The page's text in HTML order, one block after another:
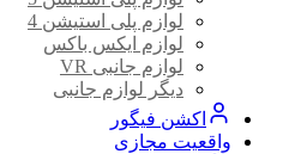
لوازم پلی استیشن 4
لوازم ایکس باکس
لوازم جانبی VR
دیگر لوازم جانبی
اکشن فیگور
واقعیت مجازی